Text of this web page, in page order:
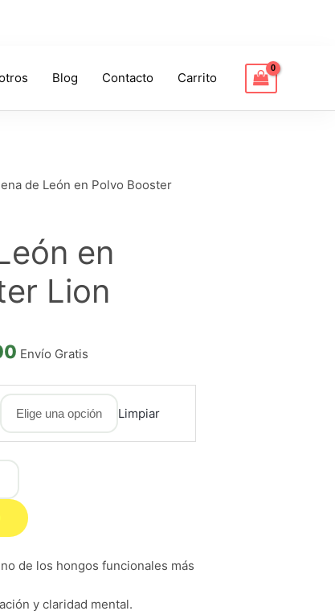
Blog Contacto Carrito
de León en Polvo Booster
en
Lion
$ 79.900
$ 159.800
Envío Gratis
Limpiar
de los hongos funcionales más
y claridad mental.